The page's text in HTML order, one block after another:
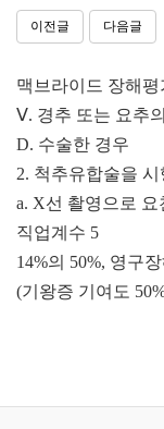
이전글 다음글
맥브라이드 장해평
Ⅴ. 경추 또는 요추
D. 수술한 경우
2. 척추유합술을 시
a. X선 촬영으로 요
직업계수 5
14%의 50%, 영구장
(기왕증 기여도